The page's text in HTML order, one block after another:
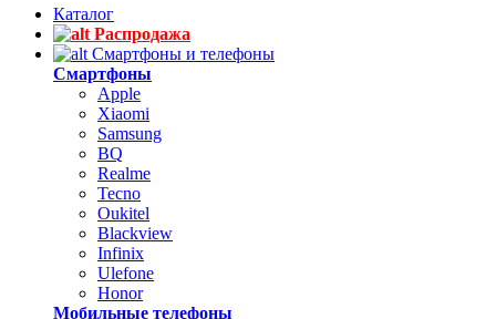
Каталог
Распродажа
Смартфоны и телефоны
Смартфоны
Apple
Xiaomi
Samsung
BQ
Realme
Tecno
Oukitel
Blackview
Infinix
Ulefone
Honor
Мобильные телефоны